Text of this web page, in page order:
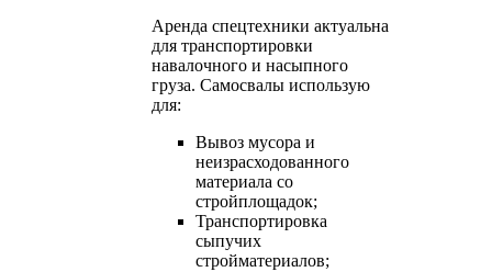
Аренда спецтехники актуальна
для транспортировки
навалочного и насыпного
груза. Самосвалы использую
для:
Вывоз мусора и
неизрасходованного
материала со
стройплощадок;
Транспортировка
сыпучих
стройматериалов;